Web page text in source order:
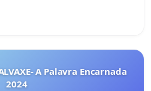
A Palavra Encarnada
2024